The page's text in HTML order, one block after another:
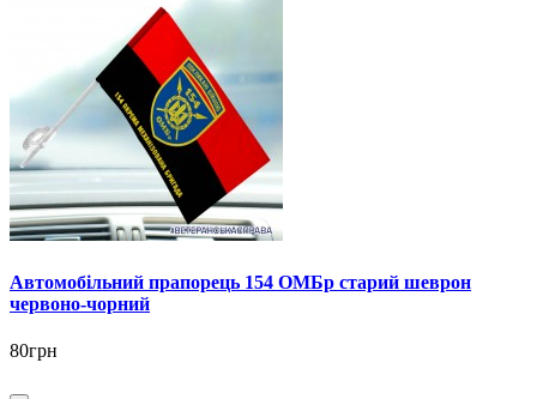
Автомобільний прапорець 154 ОМБр старий шеврон
червоно-чорний
80грн